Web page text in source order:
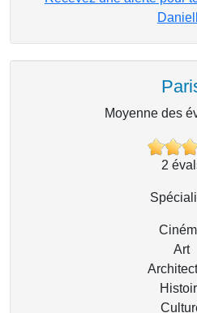
Moyenne des
2
Art